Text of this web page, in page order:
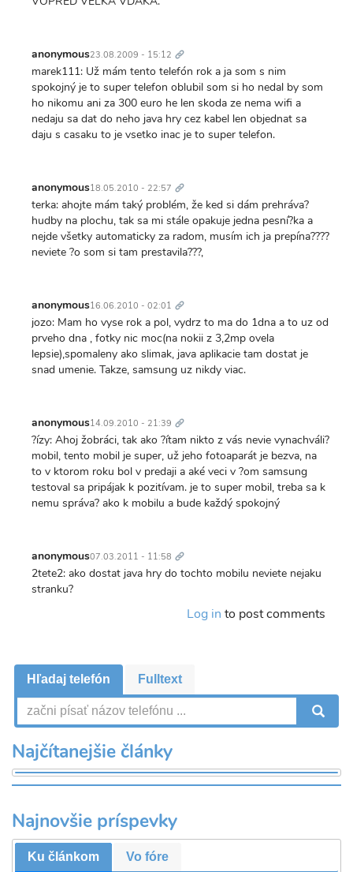
anonymous23.08.2009 - 15:12 odkaz
marek111: Už mám tento telefón rok a ja som s nim
spokojný je to super telefon oblubil som si ho nedal by som
ho nikomu ani za 300 euro he len skoda ze nema wifi a
nedaju sa dat do neho java hry cez kabel len objednat sa
daju s casaku to je vsetko inac je to super telefon.
anonymous18.05.2010 - 22:57 odkaz
terka: ahojte mám taký problém, že ked si dám prehráva?
hudby na plochu, tak sa mi stále opakuje jedna pesní?ka a
nejde všetky automaticky za radom, musím ich ja prepína????
neviete ?o som si tam prestavila???,
anonymous16.06.2010 - 02:01 odkaz
jozo: Mam ho vyse rok a pol, vydrz to ma do 1dna a to uz od
prveho dna , fotky nic moc(na nokii z 3,2mp ovela
lepsie),spomaleny ako slimak, java aplikacie tam dostat je
snad umenie. Takze, samsung uz nikdy viac.
anonymous14.09.2010 - 21:39 odkaz
?ízy: Ahoj žobráci, tak ako ?ítam nikto z vás nevie vynachváli?
mobil, tento mobil je super, už jeho fotoaparát je bezva, na
to v ktorom roku bol v predaji a aké veci v ?om samsung
testoval sa pripájak k pozitívam. je to super mobil, treba sa k
nemu správa? ako k mobilu a bude každý spokojný
anonymous07.03.2011 - 11:58 odkaz
2tete2: ako dostat java hry do tochto mobilu neviete nejaku
stranku?
Log in to post comments
Hľadaj telefón Fulltext
Najčítanejšie články
Najnovšie príspevky
Ku článkom Vo fóre